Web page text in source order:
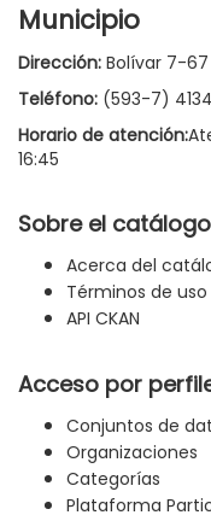
Municipio
Dirección: Bolívar 7-67
Teléfono: (593-7)
Horario de atención:
16:45
Sobre el catálogo
Acerca del
Términos de uso
API CKAN
Acceso por
Conjuntos de
Organizaciones
Categorías
Plataforma